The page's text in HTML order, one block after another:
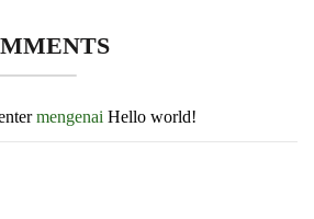
mengenai Hello world!